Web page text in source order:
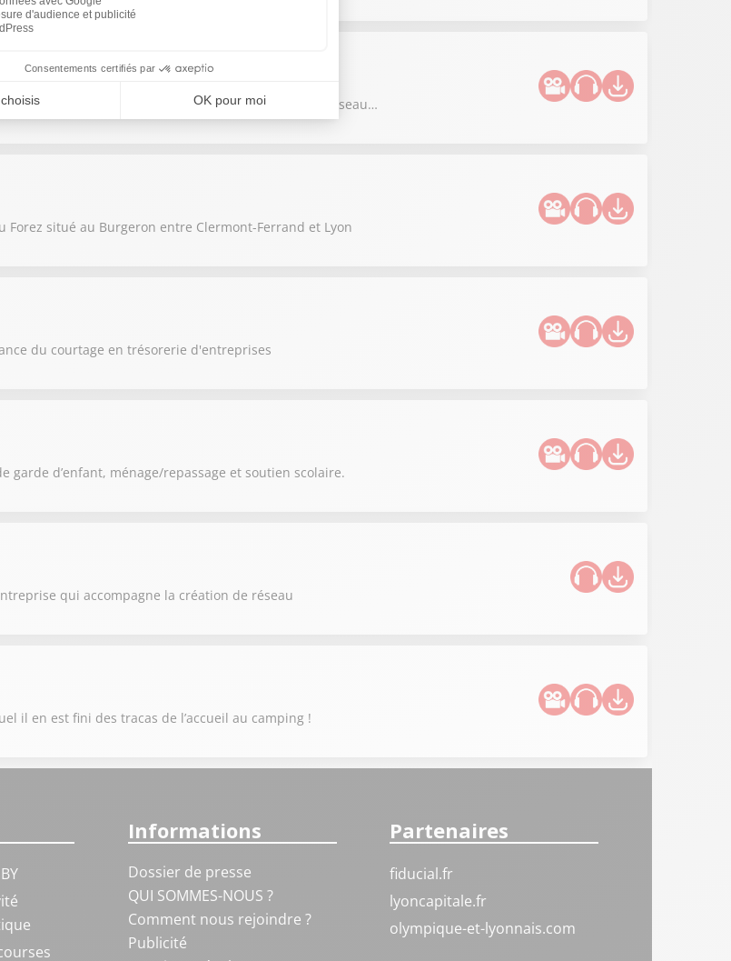
des clients, booster votre confiance, cultiver votre réseau…
Forez situé au Burgeron entre Clermont-Ferrand et Lyon
du courtage en trésorerie d'entreprises
garde d’enfant, ménage/repassage et soutien scolaire.
qui accompagne la création de réseau
il en est fini des tracas de l’accueil au camping !
Informations
Dossier de presse
QUI SOMMES-NOUS ?
Comment nous rejoindre ?
Publicité
Partenaires
fiducial.fr
lyoncapitale.fr
olympique-et-lyonnais.com